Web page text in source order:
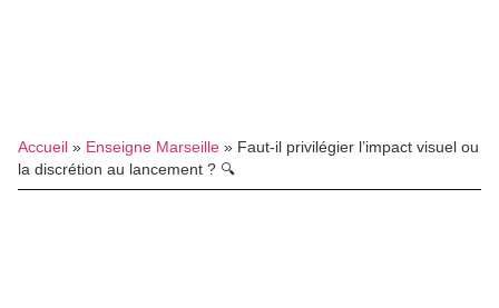
Accueil » Enseigne Marseille » Faut-il privilégier l’impact visuel ou
la discrétion au lancement ? 🔍